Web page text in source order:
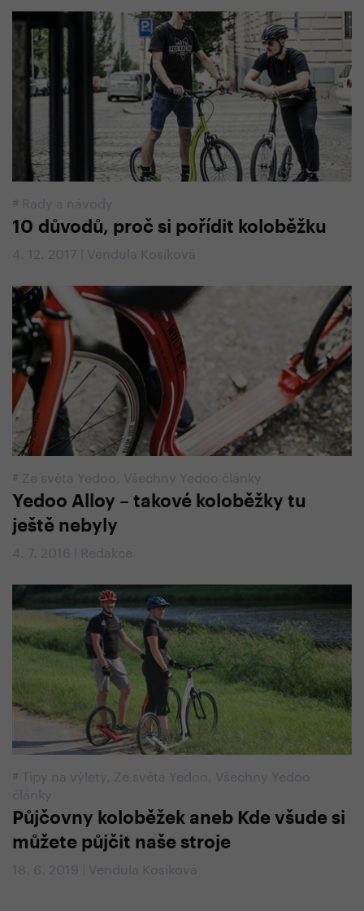
# Rady a návody
10 důvodů, proč si pořídit koloběžku
4. 12. 2017 | Vendula Kosíková
# Ze světa Yedoo Všechny Yedoo články
Yedoo Alloy – takové koloběžky tu
ještě nebyly
4. 7. 2016 | Redakce
# Tipy na výlety Ze světa Yedoo Všechny Yedoo
články
Půjčovny koloběžek aneb Kde všude si
můžete půjčit naše stroje
18. 6. 2019 | Vendula Kosíková